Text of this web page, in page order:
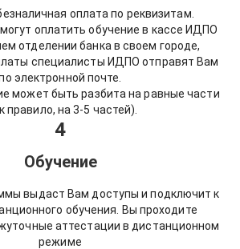
оплата по реквизитам.
оплатить обучение в кассе ИДПО
отделении банка в своем городе,
специалисты ИДПО отправят Вам
электронной почте.
может быть разбита на равные части
правило, на 3-5 частей).
4
Обучение
выдаст Вам доступы и подключит к
обучения. Вы проходите
аттестации в дистанционном
режиме